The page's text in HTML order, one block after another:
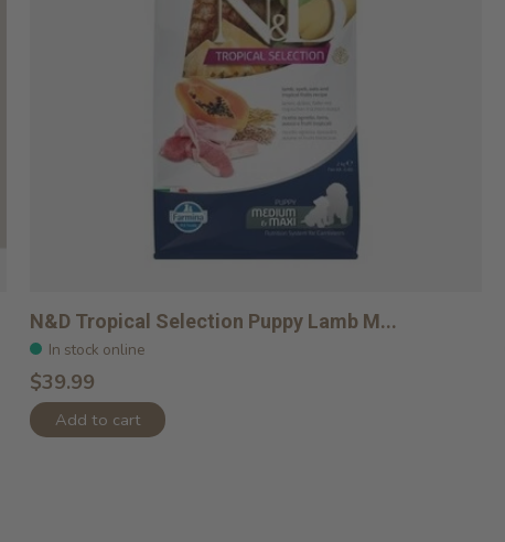
N&D Tropical Selection Puppy Lamb M...
In stock online
$39.99
Add to cart